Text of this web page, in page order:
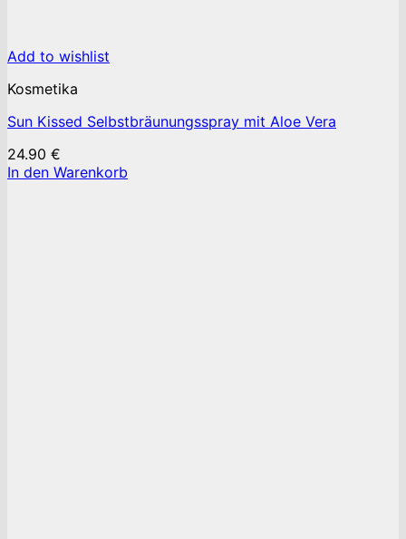
Add to wishlist
Kosmetika
Sun Kissed Selbstbräunungsspray mit Aloe Vera
24.90 €
In den Warenkorb